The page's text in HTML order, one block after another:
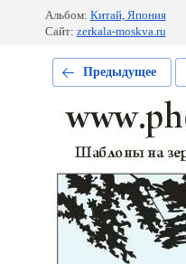
Альбом: Китай, Япония
Сайт: zerkala-moskva.ru
Предыдущее